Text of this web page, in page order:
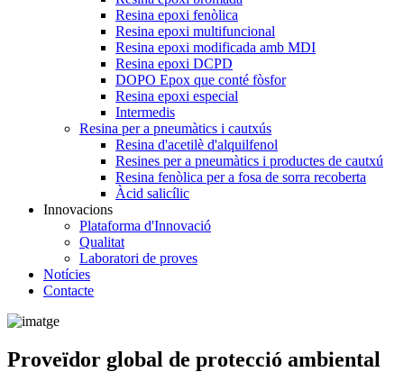
Resina epoxi fenòlica
Resina epoxi multifuncional
Resina epoxi modificada amb MDI
Resina epoxi DCPD
DOPO Epox que conté fòsfor
Resina epoxi especial
Intermedis
Resina per a pneumàtics i cautxús
Resina d'acetilè d'alquilfenol
Resines per a pneumàtics i productes de cautxú
Resina fenòlica per a fosa de sorra recoberta
Àcid salicílic
Innovacions
Plataforma d'Innovació
Qualitat
Laboratori de proves
Notícies
Contacte
Proveïdor global de protecció ambiental